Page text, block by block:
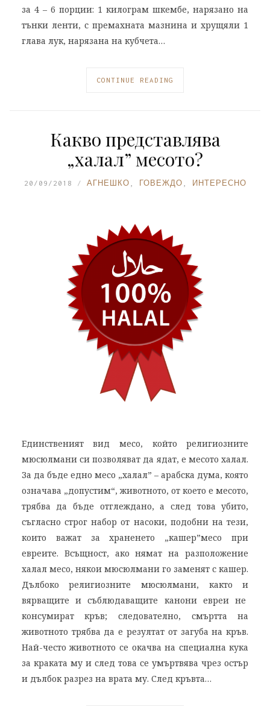
за 4 – 6 порции: 1 килограм шкембе, нарязано на
тънки ленти, с премахната мазнина и хрущяли 1
глава лук, нарязана на кубчета…
CONTINUE READING
Какво представлява
„халал” месото?
20/09/2018 АГНЕШКО ГОВЕЖДО ИНТЕРЕСНО
Единственият вид месо, който религиозните
мюсюлмани си позволяват да ядат, е месото халал.
За да бъде едно месо „халал” – арабска дума, която
означава „допустим“, животното, от което е месото,
трябва да бъде отглеждано, а след това убито,
съгласно строг набор от насоки, подобни на тези,
които важат за храненето „кашер”месо при
евреите. Всъщност, ако нямат на разположение
халал месо, някои мюсюлмани го заменят с кашер.
Дълбоко религиозните мюсюлмани, както и
вярващите и съблюдаващите канони евреи не
консумират кръв; следователно, смъртта на
животното трябва да е резултат от загуба на кръв.
Най-често животното се окачва на специална кука
за краката му и след това се умъртвява чрез остър
и дълбок разрез на врата му. След кръвта…